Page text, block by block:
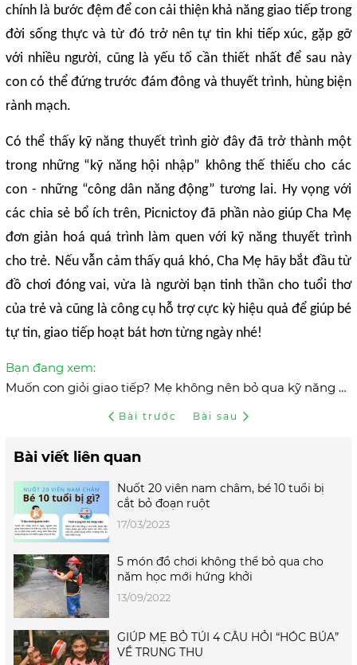
chính là bước đệm để con cải thiện khả năng giao tiếp trong
đời sống thực và từ đó trở nên tự tin khi tiếp xúc, gặp gỡ
với nhiều người, cũng là yếu tố cần thiết nhất để sau này
con có thể đứng trước đám đông và thuyết trình, hùng biện
rành mạch.
Có thể thấy kỹ năng thuyết trình giờ đây đã trở thành một
trong những “kỹ năng hội nhập” không thế thiếu cho các
con - những “công dân năng động” tương lai. Hy vọng với
các chia sẻ bổ ích trên, Picnictoy đã phần nào giúp Cha Mẹ
đơn giản hoá quá trình làm quen với kỹ năng thuyết trình
cho trẻ. Nếu vẫn cảm thấy quá khó, Cha Mẹ hãy bắt đầu từ
đồ chơi đóng vai, vừa là người bạn tinh thần cho tuổi thơ
của trẻ và cũng là công cụ hỗ trợ cực kỳ hiệu quả để giúp bé
tự tin, giao tiếp hoạt bát hơn từng ngày nhé!
Bạn đang xem:
Muốn con giỏi giao tiếp? Mẹ không nên bỏ qua kỹ năng này
Bài trước Bài sau
Bài viết liên quan
Nuốt 20 viên nam châm, bé 10 tuổi bị
cắt bỏ đoạn ruột
17/03/2023
5 món đồ chơi không thể bỏ qua cho
năm học mới hứng khởi
13/09/2022
GIÚP MẸ BỎ TÚI 4 CÂU HỎI “HÓC BÚA”
VỀ TRUNG THU